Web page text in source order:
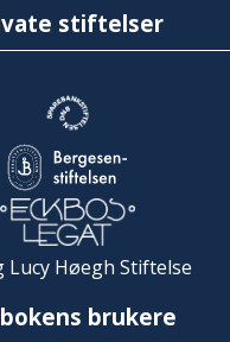
stiftelser
Lucy Høegh Stiftelse
brukere